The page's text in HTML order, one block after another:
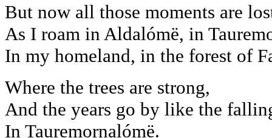
But now all those moments are
As I roam in Aldalómë, in
In my homeland, in the forest of
Where the trees are strong,
And the years go by like the
In Tauremornalómë.